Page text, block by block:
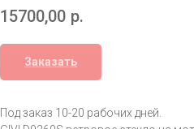
15700,00 р.
Заказать
Под заказ 10-20 рабочих дней.